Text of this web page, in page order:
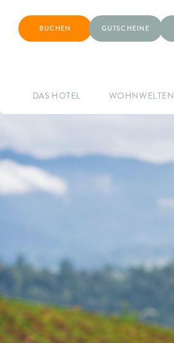
BUCHEN GUTSCHEINE
DAS HOTEL WOHNWELTEN